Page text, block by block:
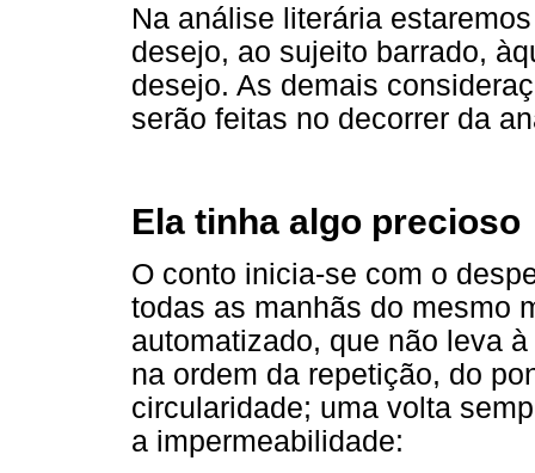
Na análise literária
desejo, ao sujeito barrado,
desejo. As demais
serão feitas no decorrer da
Ela tinha algo precioso
O conto inicia-se com o
todas as manhãs do mesmo
automatizado, que não leva
na ordem da repetição, do
circularidade; uma volta
a impermeabilidade: